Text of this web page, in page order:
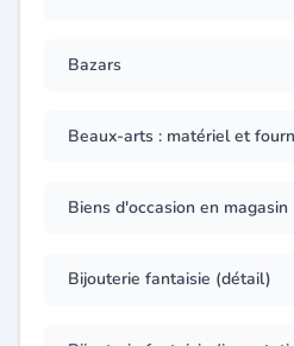
Bazars
Beaux-arts : matériel et
Biens d'occasion en magasin
Bijouterie fantaisie (détail)